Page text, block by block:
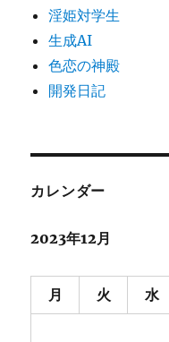
淫姫対学生
生成AI
色恋の神殿
開発日記
カレンダー
2023年12月
月 火 水